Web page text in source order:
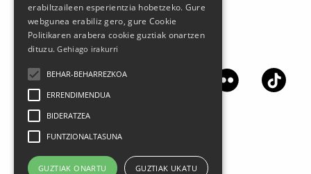
Jarrai gaitzazu sare sozialetan
erabiltzaileen esperientzia hobetzeko. Gure
webgunea erabiliz gero, gure Cookie
Politikaren arabera cookie guztiak onartzen
dituzu.Gehiago irakurri
BEHAR-BEHARREZKOA
ERRENDIMENDUA
BIDERATZEA
FUNTZIONALTASUNA
GUZTIAK ONARTU GUZTIAK UKATU